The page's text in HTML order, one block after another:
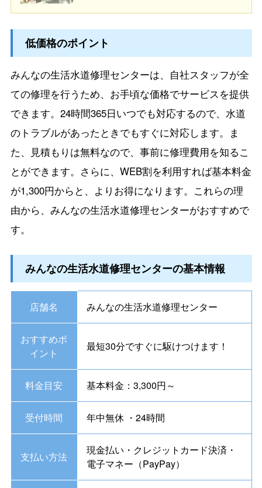
低価格のポイント
みんなの生活水道修理センターは、自社スタッフが全
ての修理を行うため、お手頃な価格でサービスを提供
できます。24時間365日いつでも対応するので、水道
のトラブルがあったときでもすぐに対応します。ま
た、見積もりは無料なので、事前に修理費用を知るこ
とができます。さらに、WEB割を利用すれば基本料金
が1,300円からと、よりお得になります。これらの理
由から、みんなの生活水道修理センターがおすすめで
す。
みんなの生活水道修理センターの基本情報
店舗名 みんなの生活水道修理センター
おすすめポ
イント
最短30分ですぐに駆けつけます！
料金目安 基本料金：3,300円～
受付時間 年中無休 ・24時間
支払い方法
現金払い・クレジットカード決済・
電子マネー（PayPay）